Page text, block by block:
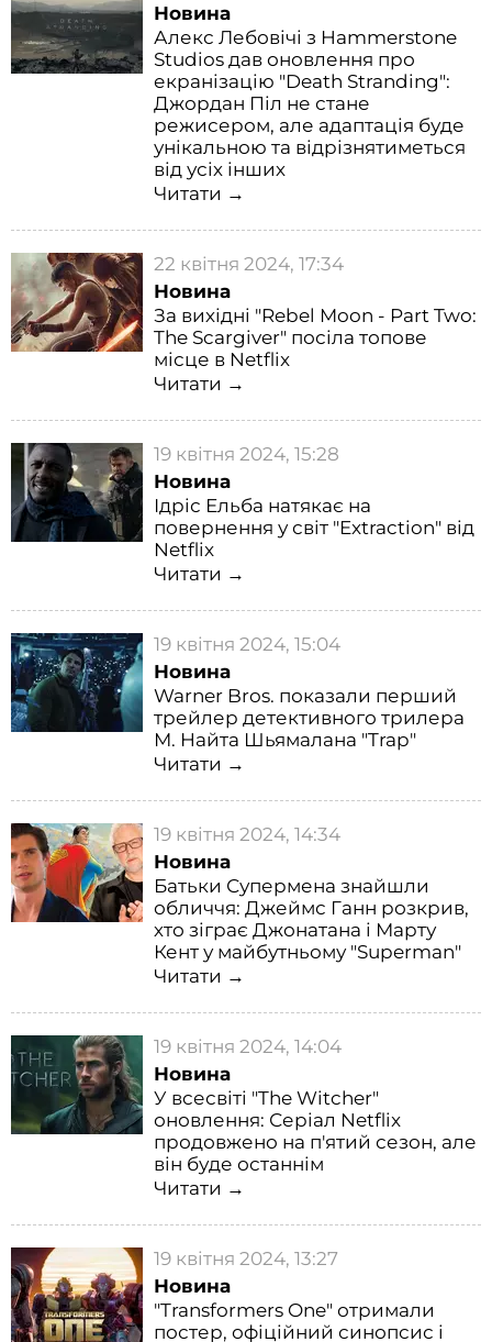
Новина
Алекс Лебовічі з Hammerstone
Studios дав оновлення про
екранізацію "Death Stranding":
Джордан Піл не стане
режисером, але адаптація буде
унікальною та відрізнятиметься
від усіх інших
Читати →
22 квітня 2024, 17:34
Новина
За вихідні "Rebel Moon - Part Two:
The Scargiver" посіла топове
місце в Netflix
Читати →
19 квітня 2024, 15:28
Новина
Ідріс Ельба натякає на
повернення у світ "Extraction" від
Netflix
Читати →
19 квітня 2024, 15:04
Новина
Warner Bros. показали перший
трейлер детективного трилера
М. Найта Шьямалана "Trap"
Читати →
19 квітня 2024, 14:34
Новина
Батьки Супермена знайшли
обличчя: Джеймс Ганн розкрив,
хто зіграє Джонатана і Марту
Кент у майбутньому "Superman"
Читати →
19 квітня 2024, 14:04
Новина
У всесвіті "The Witcher"
оновлення: Серіал Netflix
продовжено на п'ятий сезон, але
він буде останнім
Читати →
19 квітня 2024, 13:27
Новина
"Transformers One" отримали
постер, офіційний синопсис і